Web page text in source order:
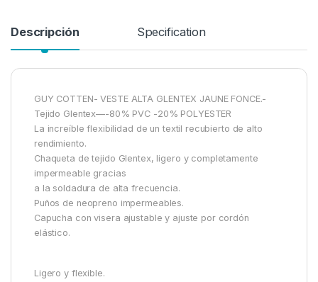
Descripción Specification
GUY COTTEN- VESTE ALTA GLENTEX JAUNE FONCE.-
Tejido Glentex—-80% PVC -20% POLYESTER
La increíble flexibilidad de un textil recubierto de alto
rendimiento.
Chaqueta de tejido Glentex, ligero y completamente
impermeable gracias
a la soldadura de alta frecuencia.
Puños de neopreno impermeables.
Capucha con visera ajustable y ajuste por cordón
elástico.
Ligero y flexible.